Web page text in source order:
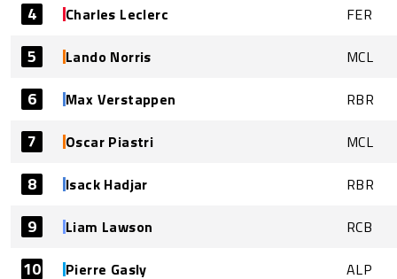
4 Charles Leclerc FER
5 Lando Norris MCL
6 Max Verstappen RBR
7 Oscar Piastri MCL
8 Isack Hadjar RBR
9 Liam Lawson RCB
10 Pierre Gasly ALP